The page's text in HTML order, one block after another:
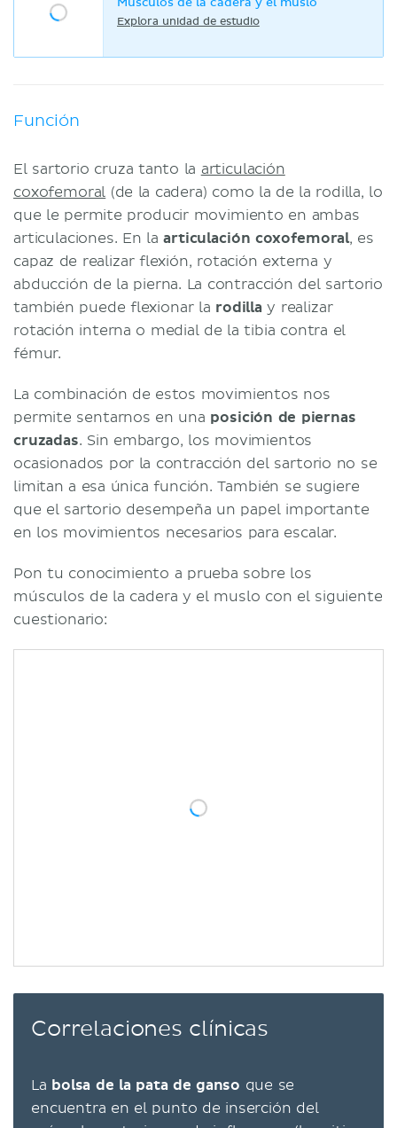
Músculos de la cadera y el muslo
Explora unidad de estudio
Función
El sartorio cruza tanto la articulación
coxofemoral (de la cadera) como la de la rodilla, lo
que le permite producir movimiento en ambas
articulaciones. En laarticulación coxofemoral, es
capaz de realizar flexión, rotación externa y
abducción de la pierna. La contracción del sartorio
también puede flexionar la rodilla y realizar
rotación interna o medial de la tibia contra el
fémur.
La combinación de estos movimientos nos
permite sentarnos en una posición de piernas
cruzadas. Sin embargo, los movimientos
ocasionados por la contracción del sartorio no se
limitan a esa única función. También se sugiere
que el sartorio desempeña un papel importante
en los movimientos necesarios para escalar.
Pon tu conocimiento a prueba sobre los
músculos de la cadera y el muslo con el siguiente
cuestionario:
Correlaciones clínicas
La bolsa de la pata de ganso que se
encuentra en el punto de inserción del